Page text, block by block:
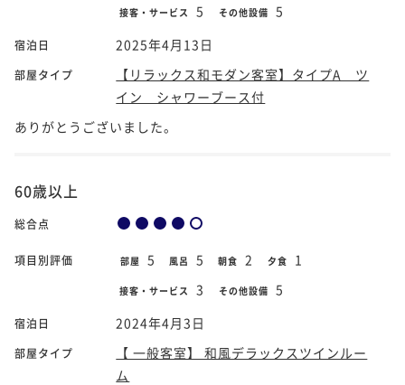
接客・サービス 5 その他設備 5
宿泊日 2025年4月13日
部屋タイプ
【リラックス和モダン客室】タイプA ツ
イン シャワーブース付
ありがとうございました。
60歳以上
総合点
項目別評価 部屋 5 風呂 5 朝食 2 夕食 1
接客・サービス 3 その他設備 5
宿泊日 2024年4月3日
部屋タイプ
【 一般客室】 和風デラックスツインルー
ム